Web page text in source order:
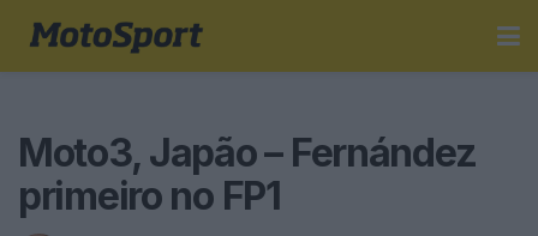
Moto3, Japão – Fernández
primeiro no FP1